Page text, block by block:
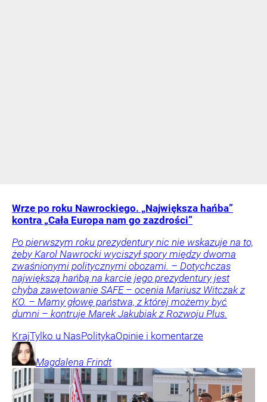
Wrze po roku Nawrockiego. „Największa hańba”
kontra „Cała Europa nam go zazdrości”
Po pierwszym roku prezydentury nic nie wskazuje na to,
żeby Karol Nawrocki wyciszył spory między dwoma
zwaśnionymi politycznymi obozami. – Dotychczas
największą hańbą na karcie jego prezydentury jest
chyba zawetowanie SAFE – ocenia Mariusz Witczak z
KO. – Mamy głowę państwa, z której możemy być
dumni – kontruje Marek Jakubiak z Rozwoju Plus.
KrajTylko u NasPolitykaOpinie i komentarze
Magdalena Frindt